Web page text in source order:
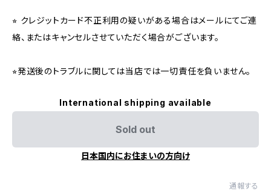
⭐︎ クレジットカード不正利用の疑いがある場合はメールにてご連
絡、またはキャンセルさせていただく場合がございます。
⭐︎発送後のトラブルに関しては当店では一切責任を負いません。
International shipping available
Sold out
日本国内にお住まいの方向け
通報する